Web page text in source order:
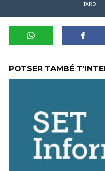
TARD
POTSER TAMBÉ